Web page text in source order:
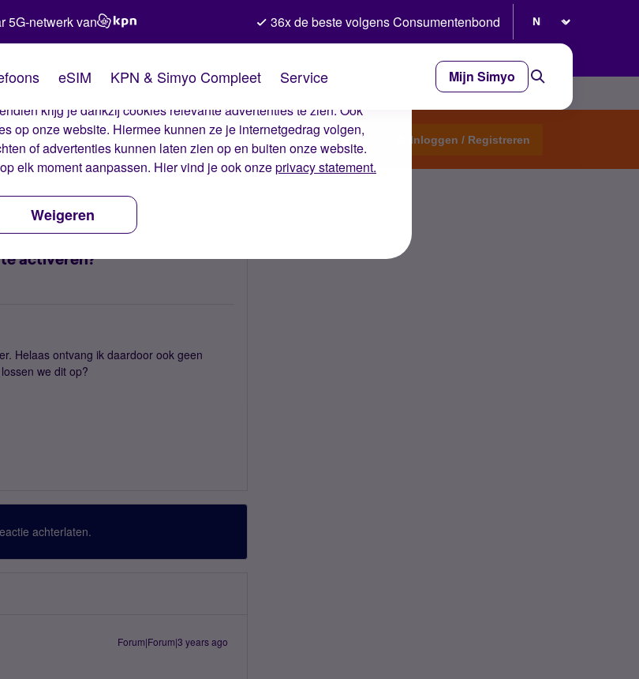
Simyo
website. Met deze cookies zorgen wij ervoor dat je ervaring op de
krijg je dankzij cookies relevante advertenties te zien. Ook
op onze website. Hiermee kunnen ze je internetgedrag volgen,
of advertenties kunnen laten zien op en buiten onze website.
op elk moment aanpassen. Hier vind je ook onzeprivacy statement.
Weigeren
5G-netwerk van 36x de beste volgens Consumentenbond
eSIM KPN & Simyo Compleet Service Mijn Simyo
Start een topic Inloggen / Registreren
activeren?
Helaas ontvang ik daardoor ook geen
we dit op?
achterlaten.
Forum|Forum|3 years ago